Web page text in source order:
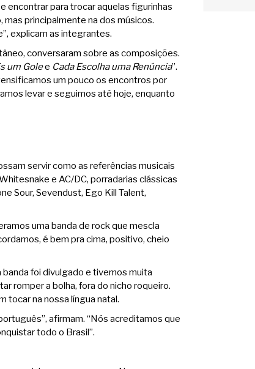
encontrar para trocar aquelas figurinhas
principalmente na dos músicos.
explicam as integrantes.
conversaram sobre as composições.
um Golee Cada Escolha uma Renúncia”.
um pouco os encontros por
levar e seguimos até hoje, enquanto
servir como as referências musicais
e AC/DC, porradarias clássicas
Sour, Sevendust, Ego Kill Talent,
uma banda de rock que mescla
é bem pra cima, positivo, cheio
foi divulgado e tivemos muita
romper a bolha, fora do nicho roqueiro.
tocar na nossa língua natal.
afirmam. “Nós acreditamos que
todo o Brasil”.